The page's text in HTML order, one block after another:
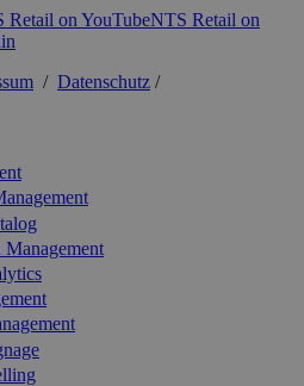
Retail on YouTubeNTS Retail on
/ Datenschutz /